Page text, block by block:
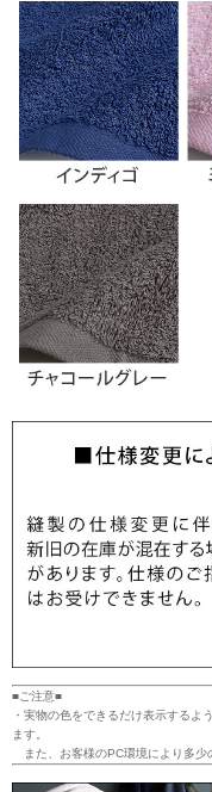
■ご注意■
・実物の色をできるだけ表示するよ
ます。
また、お客様のPC環境により多少